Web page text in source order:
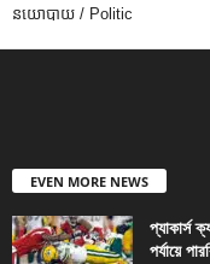
នយោបាយ / Politic
EVEN MORE NEWS
প্যাকার্স
পর্যায়ে